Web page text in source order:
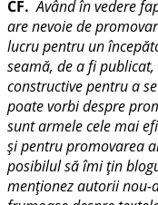
CF. Având în vedere
are nevoie de
lucru pentru un
seamă, de a fi
constructive pentru a
poate vorbi despre
sunt armele cele mai
şi pentru promovarea
posibilul să îmi ţin
menţionez autorii nou-